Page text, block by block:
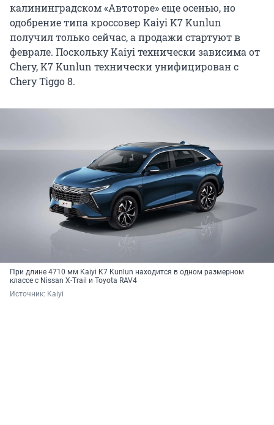
калининградском «Автоторе» еще осенью, но
одобрение типа кроссовер Kaiyi K7 Kunlun
получил только сейчас, а продажи стартуют в
феврале. Поскольку Kaiyi технически зависима от
Chery, K7 Kunlun технически унифицирован с
Chery Tiggo 8.
При длине 4710 мм Kaiyi K7 Kunlun находится в одном размерном
классе с Nissan X-Trail и Toyota RAV4
Источник: Kaiyi